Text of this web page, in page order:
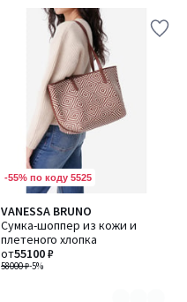
-55% по коду 5525
VANESSA BRUNO
Сумка-шоппер из кожи и
плетеного хлопка
58000 ₽-5%
от55100 ₽
Количество
цветов:
2